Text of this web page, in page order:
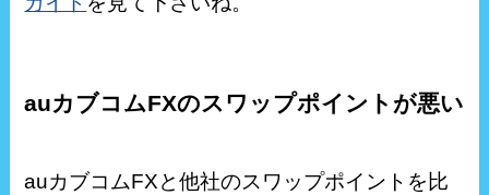
auカブコムFXのスワップポイントが悪い
auカブコムFXと他社のスワップポイントを比